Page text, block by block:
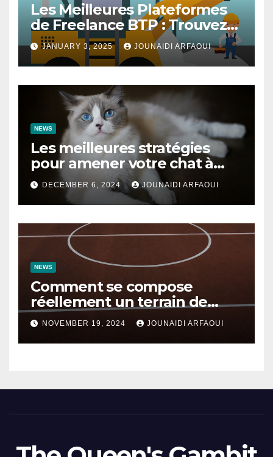
Les Meilleures Plateformes
de Freelance BTP : Trouvez
des Talents pour Vos Projets
de Construction
JANUARY 3, 2025 JOUNAIDI ARFAOUI
NEWS
Les meilleures stratégies
pour amener votre chat à
utiliser son griffoir
DECEMBER 6, 2024 JOUNAIDI ARFAOUI
NEWS
Comment se compose
réellement un terrain de
basket ?
NOVEMBER 19, 2024 JOUNAIDI ARFAOUI